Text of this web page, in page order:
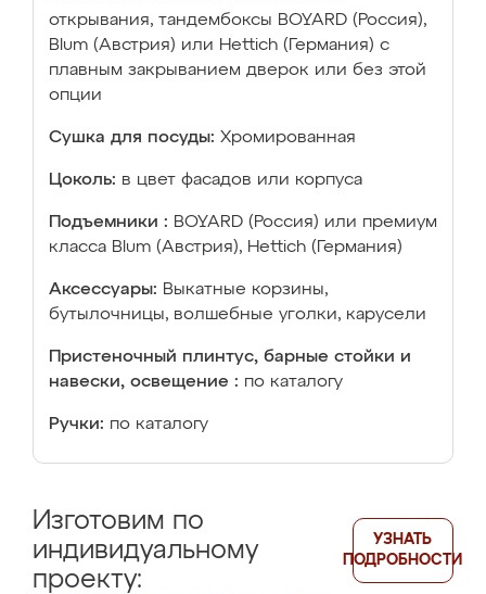
открывания, тандембоксы BOYARD (Россия),
Blum (Австрия) или Hettich (Германия) с
плавным закрыванием дверок или без этой
опции
Сушка для посуды: Хромированная
Цоколь: в цвет фасадов или корпуса
Подъемники : BOYARD (Россия) или премиум
класса Blum (Австрия), Hettich (Германия)
Аксессуары: Выкатные корзины,
бутылочницы, волшебные уголки, карусели
Пристеночный плинтус, барные стойки и
навески, освещение : по каталогу
Ручки: по каталогу
Изготовим по
индивидуальному
проекту:
УЗНАТЬ
ПОДРОБНОСТИ